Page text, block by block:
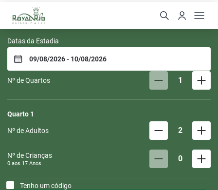
Royal Rio Palace Hotel
Datas da Estadia
Nº de Quartos 1
Quarto 1
Nº de Adultos 2
Nº de Crianças
0 aos 17 Anos 0
Tenho um código